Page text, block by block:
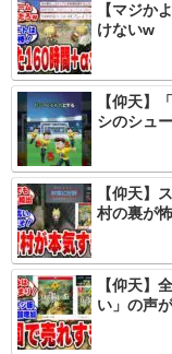
【マジか
けないw
【仰天】
シのシュ
【仰天】
村の裏が
【仰天】
い」の声